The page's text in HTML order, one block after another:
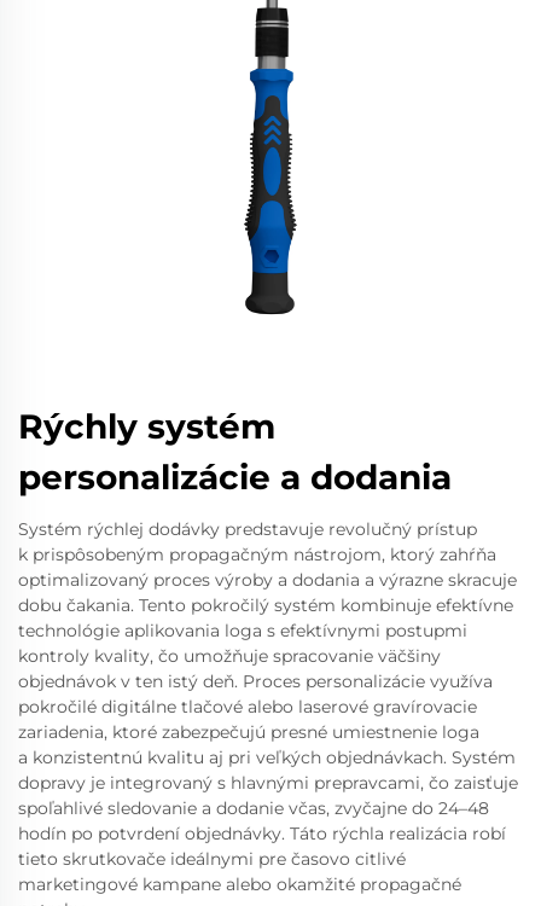
Rýchly systém
personalizácie a dodania
Systém rýchlej dodávky predstavuje revolučný prístup
k prispôsobeným propagačným nástrojom, ktorý zahŕňa
optimalizovaný proces výroby a dodania a výrazne skracuje
dobu čakania. Tento pokročilý systém kombinuje efektívne
technológie aplikovania loga s efektívnymi postupmi
kontroly kvality, čo umožňuje spracovanie väčšiny
objednávok v ten istý deň. Proces personalizácie využíva
pokročilé digitálne tlačové alebo laserové gravírovacie
zariadenia, ktoré zabezpečujú presné umiestnenie loga
a konzistentnú kvalitu aj pri veľkých objednávkach. Systém
dopravy je integrovaný s hlavnými prepravcami, čo zaisťuje
spoľahlivé sledovanie a dodanie včas, zvyčajne do 24–48
hodín po potvrdení objednávky. Táto rýchla realizácia robí
tieto skrutkovače ideálnymi pre časovo citlivé
marketingové kampane alebo okamžité propagačné